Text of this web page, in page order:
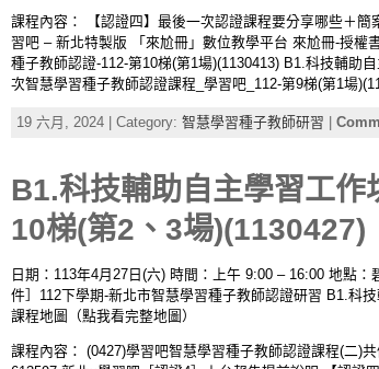
課程內容： 【認證四】最後一次認證課程要分享哪些＋
習吧 – 新北特製版 「來尬冊」數位教學平台 來尬冊-授權
種子教師認證-112-第10梯(第1場)(1130413) B1.科技輔助
次智慧學習種子教師認證課程_學習吧_112-第9梯(第1場
19 六月, 2024 | Category: 智慧學習種子教師研習 |
B1.科技輔助自主學習工
10梯(第2、3場)(1130427)
日期：113年4月27日(六) 時間：上午 9:00 – 16:00 地點
件］112下學期-新北市智慧學習種子教師認證研習 B1.科
課程地圖（點我看完整地圖）
課程內容： (0427)學習吧智慧學習種子教師認證課程(二)